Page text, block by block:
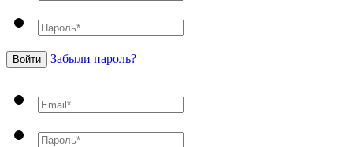
Войти Забыли пароль?